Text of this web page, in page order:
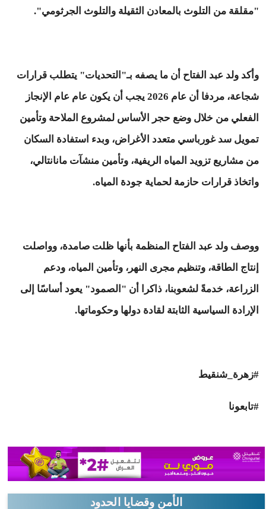
"مقلقة من التلوث بالمعادن الثقيلة والتلوث الجرثومي".
وأكد ولد عبد الفتاح أن ما يصفه بـ"التحديات" يتطلب قرارات
شجاعة، مردفا أن عام 2026 يجب أن يكون عام عام الإنجاز
الفعلي من خلال وضع حجر الأساس لمشروع الملاحة وتأمين
تمويل سد غورباسي متعدد الأغراض، وبدء استفادة السكان
من مشاريع تزويد المياه الريفية، وتأمين منشآت مانانتالي،
واتخاذ قرارات حازمة لحماية جودة المياه.
ووصف ولد عبد الفتاح المنظمة بأنها ظلت صامدة، وواصلت
إنتاج الطاقة، وتنظيم مجرى النهر، وتأمين المياه، ودعم
الزراعة، خدمةً لشعوبنا، ذاكرا أن "الصمود" يعود أساسًا إلى
الإرادة السياسية الثابتة لقادة دولها وحكوماتها.
#زهرة_شنقيط
#تابعونا
الأمن وقضايا الحدود